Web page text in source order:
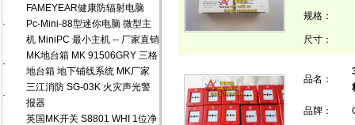
·
FAMEYEAR健康防辐射电脑
Pc-Mini-88型迷你电脑 微型主
机 MiniPC 最小主机 -- 厂家直销
·
MK地台箱 MK 91506GRY 三格
地台箱 地下铺线系统 MK厂家
·
三江消防 SG-03K 火灾声光警
报器
英国MK开关 S8801 WHI 1位净
规格：
尺寸：
品名：
品牌：